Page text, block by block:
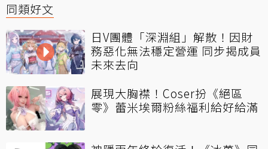
同類好文
日V團體「深淵組」解散！因財
務惡化無法穩定營運 同步揭成員
未來去向
展現大胸襟！Coser扮《絕區
零》蕾米埃爾粉絲福利給好給滿